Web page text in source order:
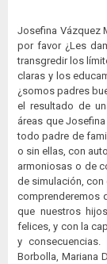
Josefina Vázquez
por favor ¿Les
transgredir los
claras y los
¿somos padres
el resultado de
áreas que
todo padre de
o sin ellas, con
armoniosas o de
de simulación,
comprenderemos
que nuestros
felices, y con la
y
Borbolla, Mariana